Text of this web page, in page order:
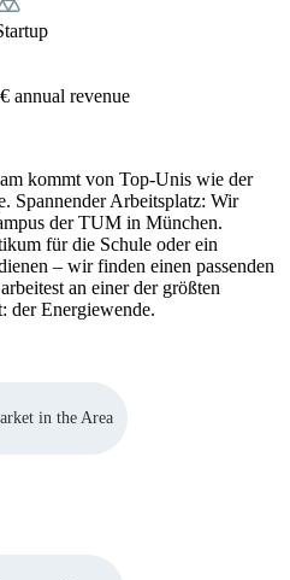
annual revenue
kommt von Top-Unis wie der
Spannender Arbeitsplatz: Wir
der TUM in München.
für die Schule oder ein
– wir finden einen passenden
an einer der größten
der Energiewende.
in the Area